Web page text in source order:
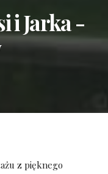
iJarka-
z pięknego